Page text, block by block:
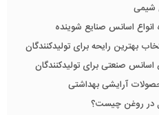
شیمی
اسانس صنایع شوینده
بهترین رایحه برای تولیدکنندگان
صنعتی برای تولیدکنندگان
آرایشی بهداشتی
در روغن چیست؟